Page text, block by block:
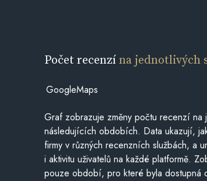
Počet recenzína jednotlivých
GoogleMaps
Graf zobrazuje změny počtu recenzí na
následujících obdobích. Data ukazují,
firmy v různých recenzních službách, a
i aktivitu uživatelů na každé platformě.
pouze období, pro které byla dostupná